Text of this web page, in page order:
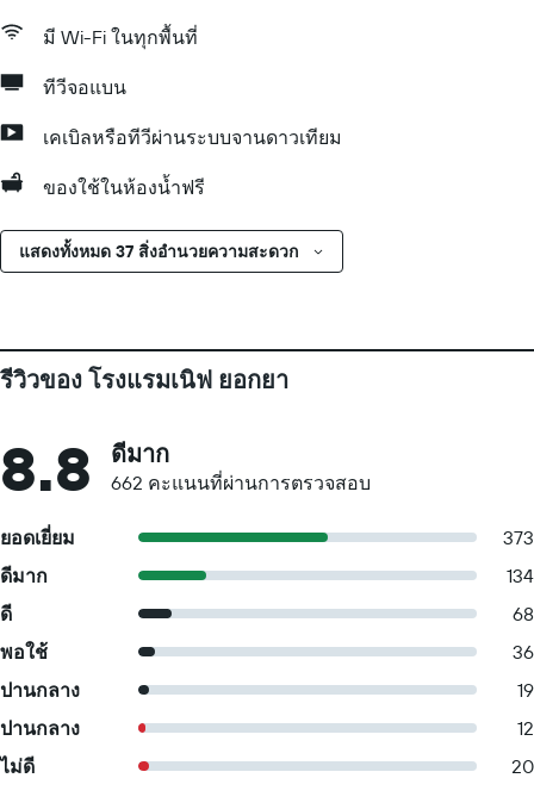
มี Wi-Fi ในทุกพื้นที่
ทีวีจอแบน
เคเบิลหรือทีวีผ่านระบบจานดาวเทียม
ของใช้ในห้องน้ำฟรี
แสดงทั้งหมด 37 สิ่งอำนวยความสะดวก
รีวิวของ โรงแรมเนิฟ ยอกยา
8.8 ดีมาก
662 คะแนนที่ผ่านการตรวจสอบ
ยอดเยี่ยม
373
ดีมาก
134
ดี
68
พอใช้
36
ปานกลาง
19
ปานกลาง
12
ไม่ดี
20